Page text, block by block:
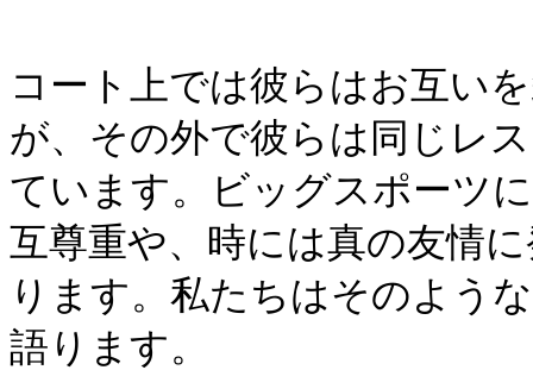
コート上では彼らはお互い
が、その外で彼らは同じレ
ています。ビッグスポーツ
互尊重や、時には真の友情
ります。私たちはそのよう
語ります。